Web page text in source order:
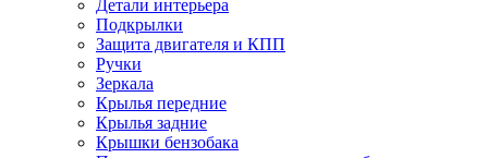
Детали интерьера
Подкрылки
Защита двигателя и КПП
Ручки
Зеркала
Крылья передние
Крылья задние
Крышки бензобака